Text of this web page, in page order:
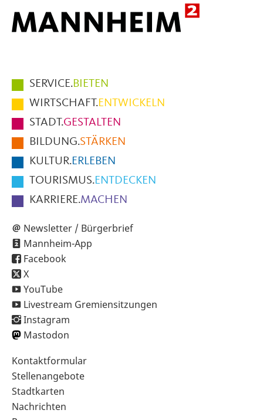
Hauptmenüpunkte
im
Fußbereich
der
Seite
SERVICE.BIETEN
WIRTSCHAFT.ENTWICKELN
STADT.GESTALTEN
BILDUNG.STÄRKEN
KULTUR.ERLEBEN
TOURISMUS.ENTDECKEN
KARRIERE.MACHEN
Newsletter / Bürgerbrief
Mannheim-App
Facebook
X
YouTube
Livestream Gremiensitzungen
Instagram
Mastodon
Sekundärnavigation
im
Fußbereich
Kontaktformular
Stellenangebote
Stadtkarten
Nachrichten